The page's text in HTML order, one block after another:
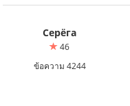
Серёга
46
ข้อความ 4244